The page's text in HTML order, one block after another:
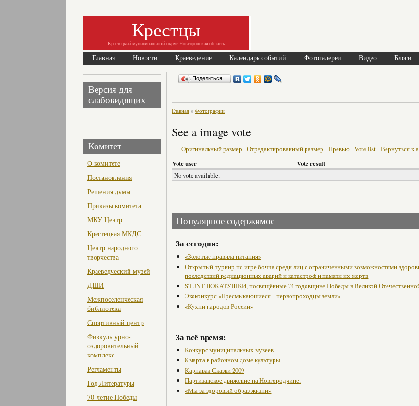
Крестцы
Крестецкий муниципальный округ Новгородская область
Главная Новости Краеведение Календарь событий Фотогалереи Видео Блоги
Версия для
слабовидящих
Комитет
О комитете
Постановления
Решения думы
Приказы комитета
МКУ Центр
Крестецкая МКДС
Центр народного
творчества
Краеведческий музей
ДШИ
Межпоселенческая
библиотека
Спортивный центр
Физкультурно-
оздоровительный
комплекс
Регламенты
Год Литературы
70-летие Победы
Поделиться…
Главная » Фотографии
See a image vote
Оригинальный размер Отредактированный размер Превью Vote list Вернуться к
Vote user
Vote result
No vote available.
Популярное содержимое
За сегодня:
«Золотые правила питания»
Открытый турнир по игре бочча среди лиц с ограниченными возможностями
последствий радиационных аварий и катастроф и памяти их жертв
STUNT-ПОКАТУШКИ, посвящённые 74 годовщине Победы в Великой
Экоконкурс «Пресмыкающиеся – первопроходцы земли»
«Кухни народов России»
За всё время:
Конкурс муниципальных музеев
8 марта в районном доме культуры
Карнавал Сказки 2009
Партизанское движение на Новгородчине.
«Мы за здоровый образ жизни»